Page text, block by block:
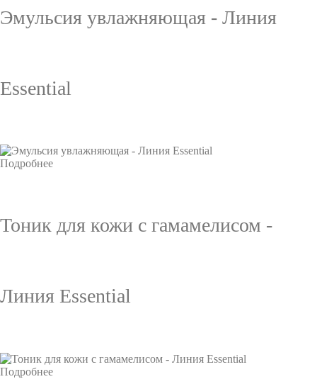
Эмульсия увлажняющая - Линия
Essential
Подробнее
Тоник для кожи с гамамелисом -
Линия Essential
Подробнее